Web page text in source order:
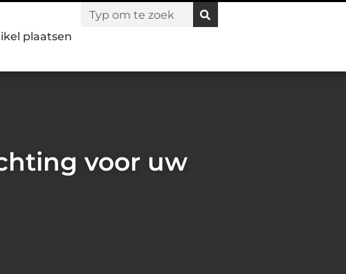
plaatsen
voor uw